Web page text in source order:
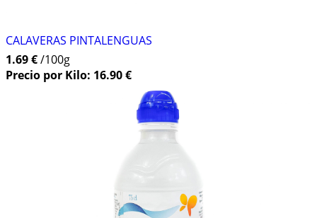
CALAVERAS PINTALENGUAS
1.69 €/100g
Precio por Kilo: 16.90 €